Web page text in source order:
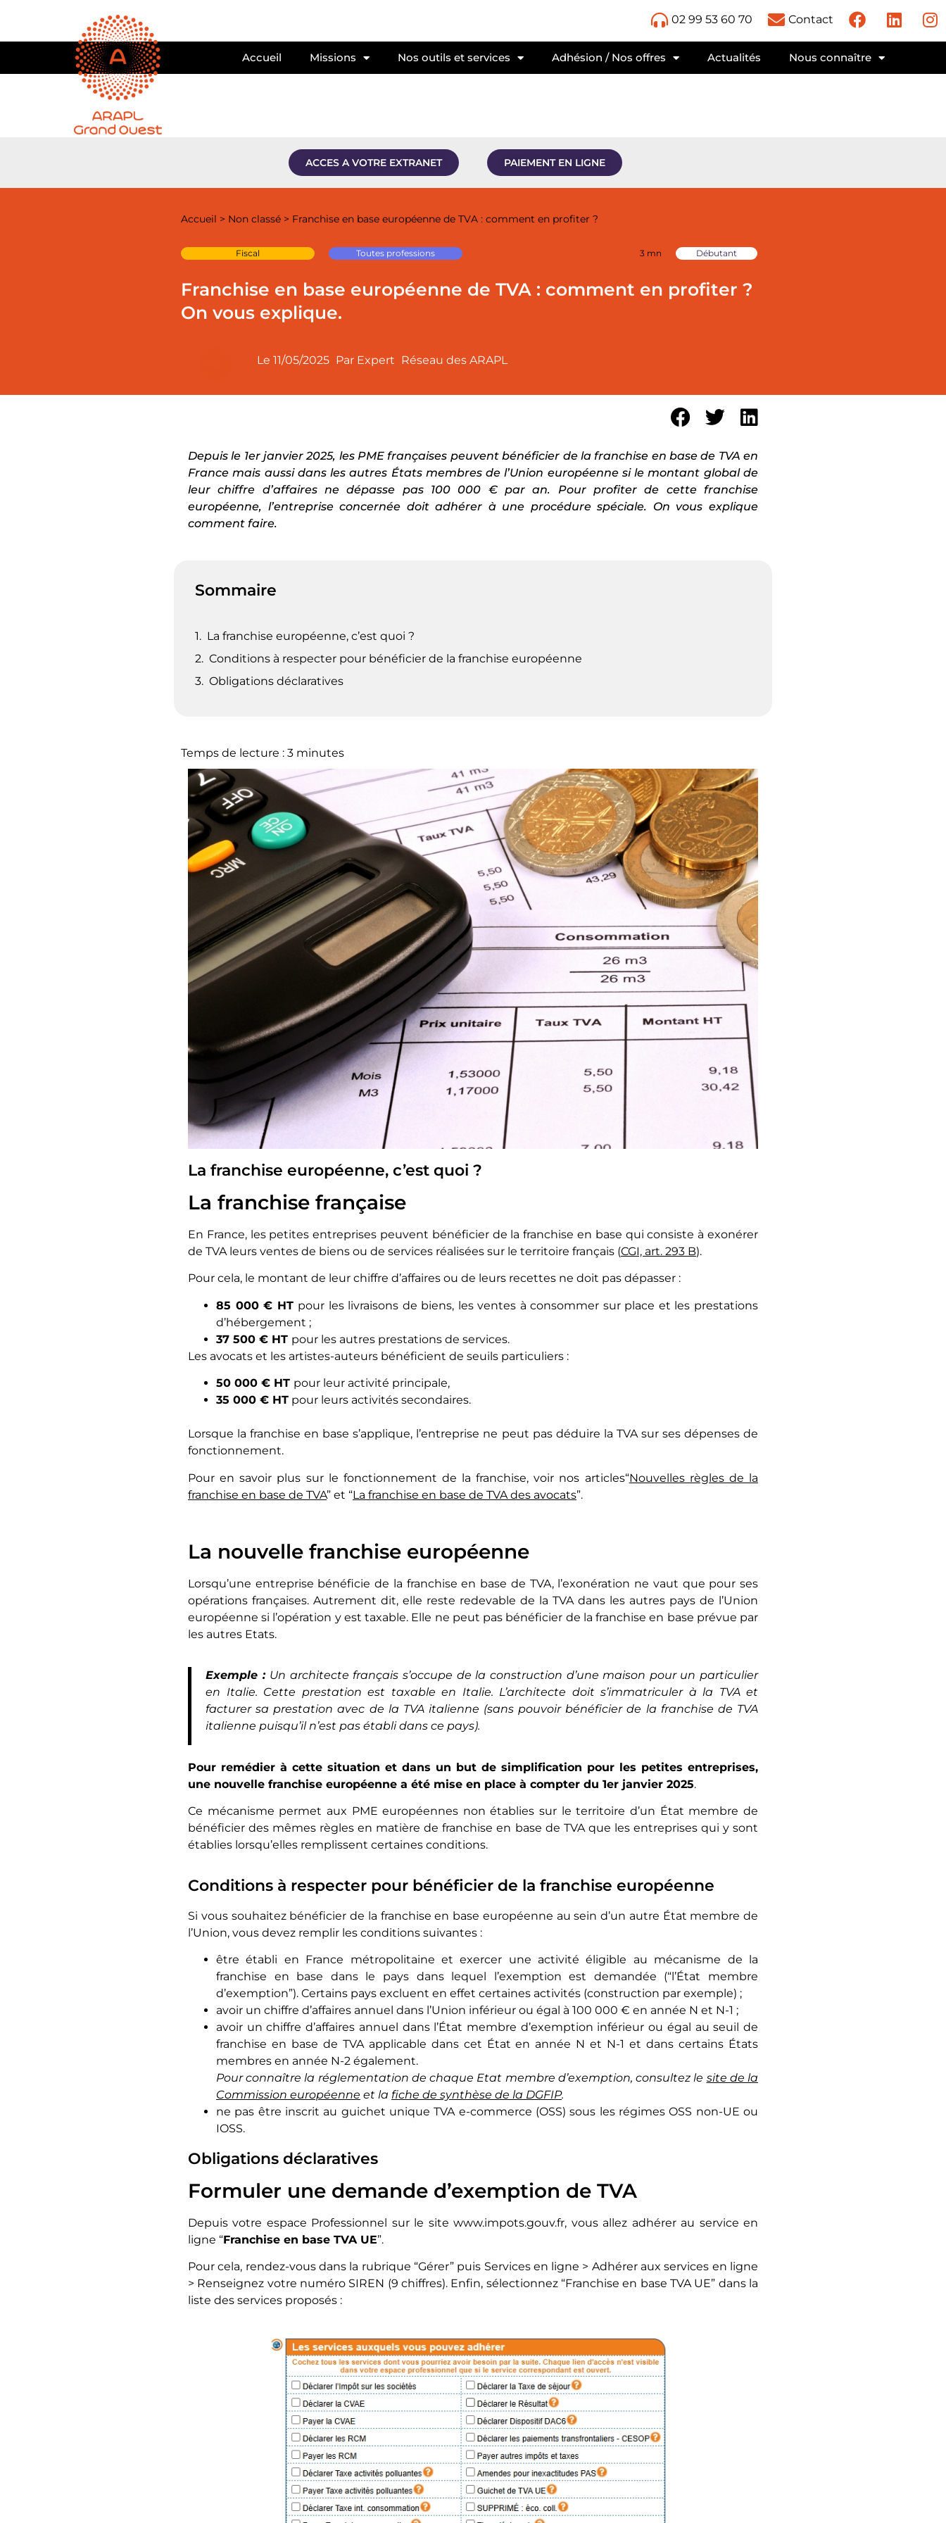
02 99 53 60 70 Contact
Accueil Missions Nos outils et services Adhésion / Nos offres Actualités Nous connaître
ACCES A VOTRE EXTRANET PAIEMENT EN LIGNE
Accueil > Non classé > Franchise en base européenne de TVA : comment en profiter ?
Fiscal Toutes professions 3 mn Débutant
Franchise en base européenne de TVA : comment en profiter ?
On vous explique.
Le 11/05/2025 Par Expert Réseau des ARAPL
Depuis le 1er janvier 2025, les PME françaises peuvent bénéficier de la franchise en base de TVA en
France mais aussi dans les autres États membres de l’Union européenne si le montant global de
leur chiffre d’affaires ne dépasse pas 100 000 € par an. Pour profiter de cette franchise
européenne, l’entreprise concernée doit adhérer à une procédure spéciale. On vous explique
comment faire.
Sommaire
La franchise européenne, c’est quoi ?
Conditions à respecter pour bénéficier de la franchise européenne
Obligations déclaratives
Temps de lecture : 3 minutes
La franchise européenne, c’est quoi ?
La franchise française
En France, les petites entreprises peuvent bénéficier de la franchise en base qui consiste à exonérer
de TVA leurs ventes de biens ou de services réalisées sur le territoire français (CGI, art. 293 B).
Pour cela, le montant de leur chiffre d’affaires ou de leurs recettes ne doit pas dépasser :
85 000 € HT pour les livraisons de biens, les ventes à consommer sur place et les prestations
d’hébergement ;
37 500 € HT pour les autres prestations de services.
Les avocats et les artistes-auteurs bénéficient de seuils particuliers :
50 000 € HT pour leur activité principale,
35 000 € HT pour leurs activités secondaires.
Lorsque la franchise en base s’applique, l’entreprise ne peut pas déduire la TVA sur ses dépenses de
fonctionnement.
Pour en savoir plus sur le fonctionnement de la franchise, voir nos articles“Nouvelles règles de la
franchise en base de TVA” et “La franchise en base de TVA des avocats”.
La nouvelle franchise européenne
Lorsqu’une entreprise bénéficie de la franchise en base de TVA, l’exonération ne vaut que pour ses
opérations françaises. Autrement dit, elle reste redevable de la TVA dans les autres pays de l’Union
européenne si l’opération y est taxable. Elle ne peut pas bénéficier de la franchise en base prévue par
les autres Etats.
Exemple : Un architecte français s’occupe de la construction d’une maison pour un particulier
en Italie. Cette prestation est taxable en Italie. L’architecte doit s’immatriculer à la TVA et
facturer sa prestation avec de la TVA italienne (sans pouvoir bénéficier de la franchise de TVA
italienne puisqu’il n’est pas établi dans ce pays).
Pour remédier à cette situation et dans un but de simplification pour les petites entreprises,
une nouvelle franchise européenne a été mise en place à compter du 1er janvier 2025.
Ce mécanisme permet aux PME européennes non établies sur le territoire d’un État membre de
bénéficier des mêmes règles en matière de franchise en base de TVA que les entreprises qui y sont
établies lorsqu’elles remplissent certaines conditions.
Conditions à respecter pour bénéficier de la franchise européenne
Si vous souhaitez bénéficier de la franchise en base européenne au sein d’un autre État membre de
l’Union, vous devez remplir les conditions suivantes :
être établi en France métropolitaine et exercer une activité éligible au mécanisme de la
franchise en base dans le pays dans lequel l’exemption est demandée (“l’État membre
d’exemption”). Certains pays excluent en effet certaines activités (construction par exemple) ;
avoir un chiffre d’affaires annuel dans l’Union inférieur ou égal à 100 000 € en année N et N-1 ;
avoir un chiffre d’affaires annuel dans l’État membre d’exemption inférieur ou égal au seuil de
franchise en base de TVA applicable dans cet État en année N et N-1 et dans certains États
membres en année N-2 également.
Pour connaître la réglementation de chaque Etat membre d’exemption, consultez le site de la
Commission européenne et la fiche de synthèse de la DGFIP.
ne pas être inscrit au guichet unique TVA e-commerce (OSS) sous les régimes OSS non-UE ou
IOSS.
Obligations déclaratives
Formuler une demande d’exemption de TVA
Depuis votre espace Professionnel sur le sitewww.impots.gouv.fr, vous allez adhérer au service en
ligne “Franchise en base TVA UE”.
Pour cela, rendez-vous dans la rubrique “Gérer” puis Services en ligne > Adhérer aux services en ligne
> Renseignez votre numéro SIREN (9 chiffres). Enfin, sélectionnez “Franchise en base TVA UE” dans la
liste des services proposés :